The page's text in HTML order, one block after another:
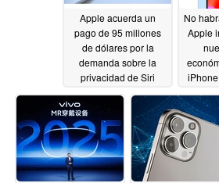
Para fomentar la innovación, el
complementario de WowMouse
lo que permitirá a los
posibilidades y basarse en los
creados por Doublepoint.
en smartwatches Android como el
Pixel, WowMouse ha logrado casi
desde su debut en el CES 2024.
Apple acuerda un
pago de 95 millones
de dólares por la
demanda sobre la
privacidad de Siri
01/03/2025
No
Apple